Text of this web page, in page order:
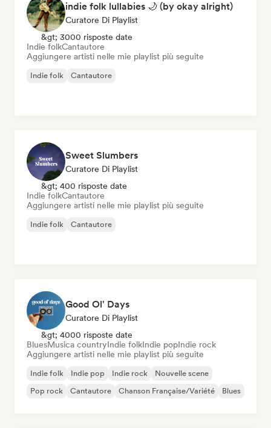
indie folk lullabies 🌙 (by okay alright)
Curatore Di Playlist
&gt; 3000 risposte date
Indie folkCantautore
Aggiungere artisti nelle mie playlist più seguite
Indie folk Cantautore
Sweet Slumbers
Curatore Di Playlist
&gt; 400 risposte date
Indie folkCantautore
Aggiungere artisti nelle mie playlist più seguite
Indie folk Cantautore
Good Ol' Days
Curatore Di Playlist
&gt; 4000 risposte date
BluesMusica countryIndie folkIndie popIndie rock
Aggiungere artisti nelle mie playlist più seguite
Indie folk Indie pop Indie rock
Nouvelle scene
Pop rock
Cantautore Chanson Française/Variété Blues